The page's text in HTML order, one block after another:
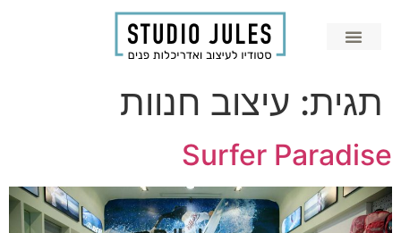
תגית: עיצוב חנוות
Surfer Paradise